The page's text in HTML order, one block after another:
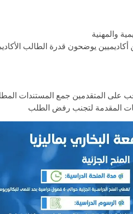
يوضحون قدرة الطالب
على المتقدمين جمع المستندات